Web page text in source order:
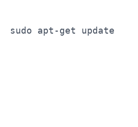
sudo apt-get update